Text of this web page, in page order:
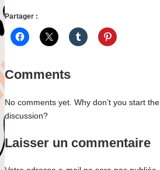
Partager :
Comments
No comments yet. Why don’t you start the
discussion?
Laisser un commentaire